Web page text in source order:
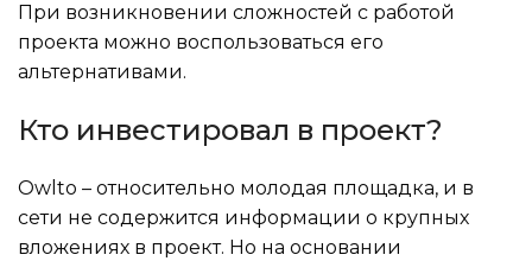
При возникновении сложностей с работой
проекта можно воспользоваться его
альтернативами.
Кто инвестировал в проект?
Owlto – относительно молодая площадка, и в
сети не содержится информации о крупных
вложениях в проект. Но на основании